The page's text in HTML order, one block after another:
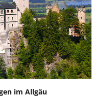
im Allgäu